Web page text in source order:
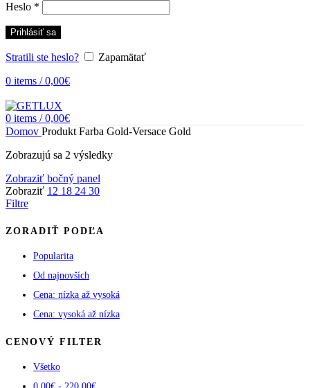
Heslo *
Prihlásiť sa
Stratili ste heslo?
Zapamätať
0 items / 0,00€
0 items / 0,00€
Domov Produkt Farba Gold-Versace Gold
Zobrazujú sa 2 výsledkyZoradené
Zobraziť bočný panel
Zobraziť 12 18 24 30
Filtre
ZORADIŤ PODĽA
Popularita
Od najnovších
Cena: nízka až vysoká
Cena: vysoká až nízka
CENOVÝ FILTER
Všetko